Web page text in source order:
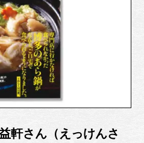
軒さん（えっけんさ